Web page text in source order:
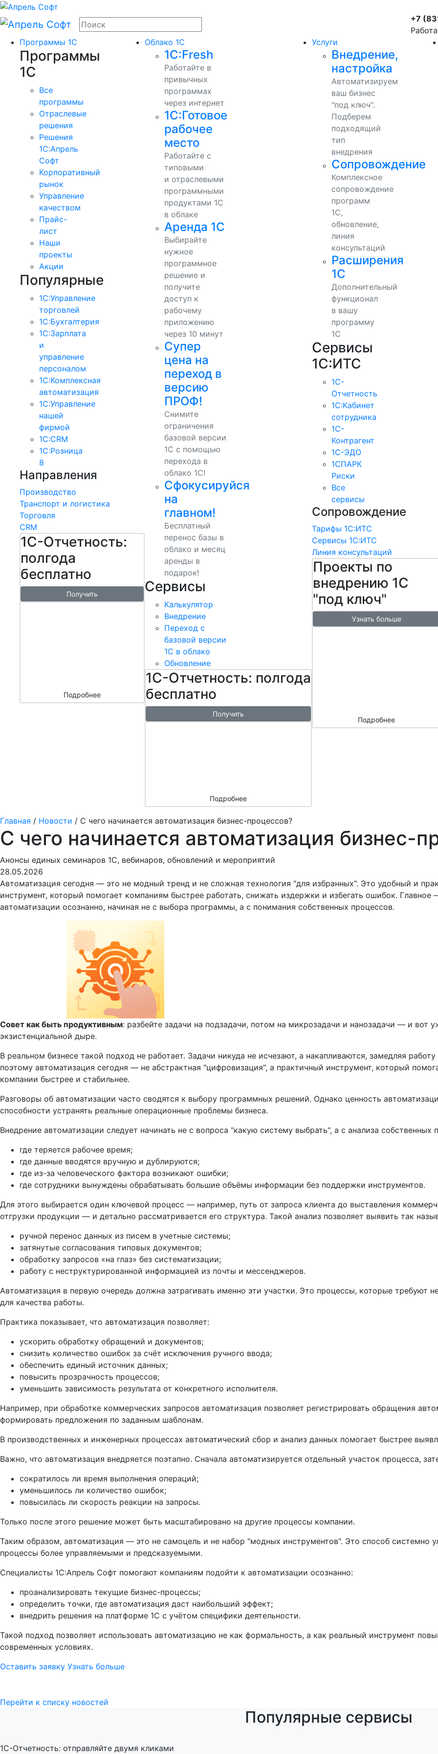
+7
Программы 1С
Программы
1С
Все
программы
Отраслевые
решения
Решения
1C:Апрель
Софт
Корпоративный
рынок
Управление
качеством
Прайс-
лист
Наши
проекты
Акции
Популярные
1С:Управление
торговлей
1С:Бухгалтерия
1С:Зарплата
и
управление
персоналом
1С:Комплексная
автоматизация
1С:Управление
нашей
фирмой
1С:CRM
1С:Розница
8
Направления
Производство
Транспорт и логистика
Торговля
CRM
1С-Отчетность:
полгода
бесплатно
Получить
Подробнее
Облако 1С
1С:Fresh
Работайте в
привычных
программах
через интернет
1С:Готовое
рабочее
место
Работайте с
типовыми
и отраслевыми
программными
продуктами 1С
в облаке
Аренда 1С
Выбирайте
нужное
программное
решение и
получите
доступ к
рабочему
приложению
через 10 минут
Супер
цена на
переход в
версию
ПРОФ!
Снимите
ограничения
базовой версии
1С с помощью
перехода в
облако 1С!
Сфокусируйся
на
главном!
Бесплатный
перенос базы в
облако и месяц
аренды в
подарок!
Сервисы
Калькулятор
Внедрение
Переход с
базовой версии
1С в облако
Обновление
1С-Отчетность: полгода
бесплатно
Получить
Подробнее
Услуги
Внедрение,
настройка
Автоматизируем
ваш бизнес
"под ключ".
Подберем
подходящий
тип
внедрения
Сопровождение
Комплексное
сопровождение
программ
1С,
обновление,
линия
консультаций
Расширения
1С
Дополнительный
функционал
в вашу
программу
1С
Сервисы
1С:ИТС
1С-
Отчетность
1С:Кабинет
сотрудника
1С-
Контрагент
1С-ЭДО
1СПАРК
Риски
Все
сервисы
Сопровождение
Тарифы 1С:ИТС
Сервисы 1С:ИТС
Линия консультаций
Проекты по
внедрению 1С
"под ключ"
Узнать больше
Подробнее
Главная / Новости / С чего начинается автоматизация бизнес-процессов?
С чего начинается автоматизация бизнес-
Анонсы единых семинаров 1С, вебинаров, обновлений и мероприятий
28.05.2026
Автоматизация сегодня — это не модный тренд и не сложная технология "для избранных". Это удобный и
инструмент, который помогает компаниям быстрее работать, снижать издержки и избегать ошибок. Главное
автоматизации осознанно, начиная не с выбора программы, а с понимания собственных процессов.
Совет как быть продуктивным: разбейте задачи на подзадачи, потом на микрозадачи и нанозадачи — и вот
экзистенциальной дыре.
В реальном бизнесе такой подход не работает. Задачи никуда не исчезают, а накапливаются, замедляя
поэтому автоматизация сегодня — не абстрактная "цифровизация", а практичный инструмент, который
компании быстрее и стабильнее.
Разговоры об автоматизации часто сводятся к выбору программных решений. Однако ценность
способности устранять реальные операционные проблемы бизнеса.
Внедрение автоматизации следует начинать не с вопроса "какую систему выбрать", а с анализа собственных
где теряется рабочее время;
где данные вводятся вручную и дублируются;
где из-за человеческого фактора возникают ошибки;
где сотрудники вынуждены обрабатывать большие объёмы информации без поддержки инструментов.
Для этого выбирается один ключевой процесс — например, путь от запроса клиента до выставления
отгрузки продукции — и детально рассматривается его структура. Такой анализ позволяет выявить так
ручной перенос данных из писем в учетные системы;
затянутые согласования типовых документов;
обработку запросов «на глаз» без систематизации;
работу с неструктурированной информацией из почты и мессенджеров.
Автоматизация в первую очередь должна затрагивать именно эти участки. Это процессы, которые требуют
для качества работы.
Практика показывает, что автоматизация позволяет:
ускорить обработку обращений и документов;
снизить количество ошибок за счёт исключения ручного ввода;
обеспечить единый источник данных;
повысить прозрачность процессов;
уменьшить зависимость результата от конкретного исполнителя.
Например, при обработке коммерческих запросов автоматизация позволяет регистрировать обращения
формировать предложения по заданным шаблонам.
В производственных и инженерных процессах автоматический сбор и анализ данных помогает быстрее
Важно, что автоматизация внедряется поэтапно. Сначала автоматизируется отдельный участок процесса,
сократилось ли время выполнения операций;
уменьшилось ли количество ошибок;
повысилась ли скорость реакции на запросы.
Только после этого решение может быть масштабировано на другие процессы компании.
Таким образом, автоматизация — это не самоцель и не набор "модных инструментов". Это способ системно
процессы более управляемыми и предсказуемыми.
Специалисты 1С:Апрель Софт помогают компаниям подойти к автоматизации осознанно:
проанализировать текущие бизнес-процессы;
определить точки, где автоматизация даст наибольший эффект;
внедрить решения на платформе 1С с учётом специфики деятельности.
Такой подход позволяет использовать автоматизацию не как формальность, а как реальный инструмент
современных условиях.
Оставить заявку Узнать больше
Перейти к списку новостей
Популярные сервисы
1C-Отчетность: отправляйте двумя кликами